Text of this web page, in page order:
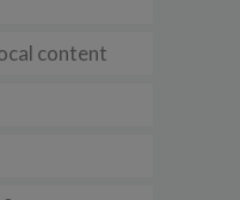
content